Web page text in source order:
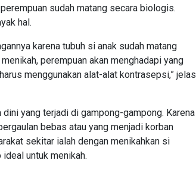
sudah matang secara biologis.
hal.
karena tubuh si anak sudah matang
perempuan akan menghadapi yang
menggunakan alat-alat kontrasepsi,” jelas
yang terjadi di gampong-gampong. Karena
bebas atau yang menjadi korban
sekitar ialah dengan menikahkan si
untuk menikah.